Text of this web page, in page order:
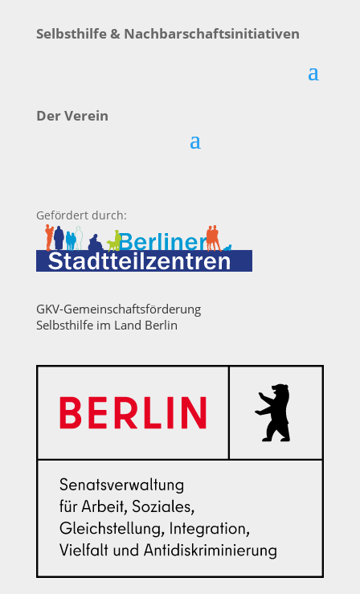
Selbsthilfe & Nachbarschaftsinitiativen
Der Verein
Gefördert durch:
GKV-Gemeinschaftsförderung
Selbsthilfe im Land Berlin